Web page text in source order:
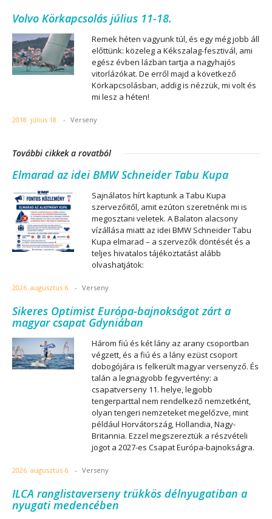
Volvo Körkapcsolás július 11-18.
Remek héten vagyunk túl, és egy még jobb áll
előttünk: közeleg a Kékszalag-fesztivál, ami
egész évben lázban tartja a nagyhajós
vitorlázókat. De erről majd a következő
Körkapcsolásban, addig is nézzük, mi volt és
mi lesz a héten!
2018. július 18. - Verseny
További cikkek a rovatból
Elmarad az idei BMW Schneider Tabu Kupa
Sajnálatos hírt kaptunk a Tabu Kupa
szervezőitől, amit ezúton szeretnénk mi is
megosztani veletek. A Balaton alacsony
vízállása miatt az idei BMW Schneider Tabu
Kupa elmarad – a szervezők döntését és a
teljes hivatalos tájékoztatást alább
olvashatjátok:
2026. augusztus 6. - Verseny
Sikeres Optimist Európa-bajnokságot zárt a
magyar csapat Gdyniában
Három fiú és két lány az arany csoportban
végzett, és a fiú és a lány ezüst csoport
dobogójára is felkerült magyar versenyző. És
talán a legnagyobb fegyvertény: a
csapatverseny 11. helye, legjobb
tengerparttal nem rendelkező nemzetként,
olyan tengeri nemzeteket megelőzve, mint
például Horvátország, Hollandia, Nagy-
Britannia. Ezzel megszereztük a részvételi
jogot a 2027-es Csapat Európa-bajnokságra.
2026. augusztus 6. - Verseny
ILCA ranglistaverseny trükkös délnyugatiban a
nyugati medencében